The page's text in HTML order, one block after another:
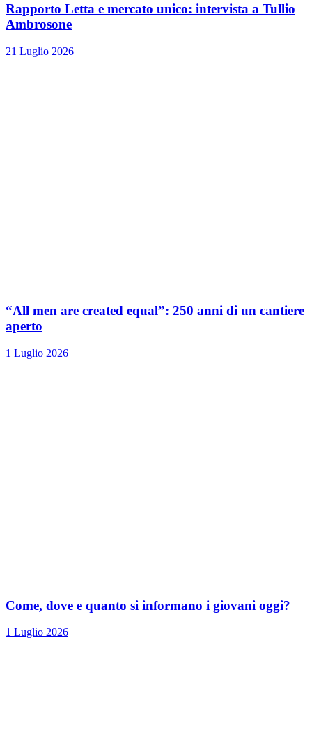
Rapporto Letta e mercato unico: intervista a Tullio
Ambrosone
21 Luglio 2026
“All men are created equal”: 250 anni di un cantiere
aperto
1 Luglio 2026
Come, dove e quanto si informano i giovani oggi?
1 Luglio 2026